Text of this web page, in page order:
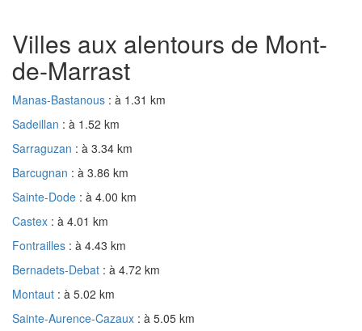
Villes aux alentours de Mont-
de-Marrast
Manas-Bastanous : à 1.31 km
Sadeillan : à 1.52 km
Sarraguzan : à 3.34 km
Barcugnan : à 3.86 km
Sainte-Dode : à 4.00 km
Castex : à 4.01 km
Fontrailles : à 4.43 km
Bernadets-Debat : à 4.72 km
Montaut : à 5.02 km
Sainte-Aurence-Cazaux : à 5.05 km